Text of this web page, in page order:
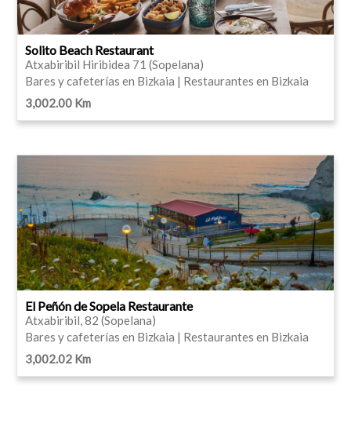
Solito Beach Restaurant
Atxabiribil Hiribidea 71 (Sopelana)
Bares y cafeterías en Bizkaia | Restaurantes en Bizkaia
3,002.00 Km
El Peñón de Sopela Restaurante
Atxabiribil, 82 (Sopelana)
Bares y cafeterías en Bizkaia | Restaurantes en Bizkaia
3,002.02 Km